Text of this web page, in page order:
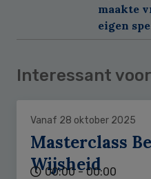
maakte
eigen
Interessant
Vanaf 28 oktober 2025
Masterclass
Wijsheid
00:00 - 00:00